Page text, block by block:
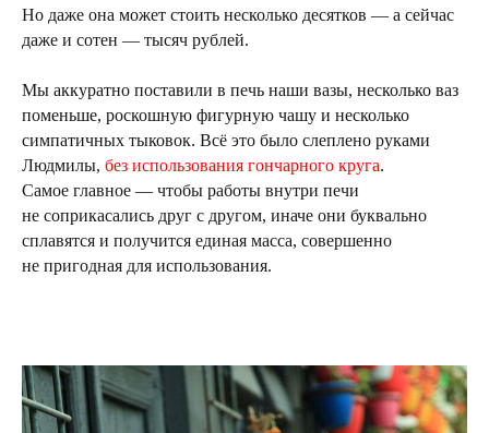
Но даже она может стоить несколько десятков — а сейчас
даже и сотен — тысяч рублей.
Мы аккуратно поставили в печь наши вазы, несколько ваз
поменьше, роскошную фигурную чашу и несколько
симпатичных тыковок. Всё это было слеплено руками
Людмилы, без использования гончарного круга.
Самое главное — чтобы работы внутри печи
не соприкасались друг с другом, иначе они буквально
сплавятся и получится единая масса, совершенно
не пригодная для использования.